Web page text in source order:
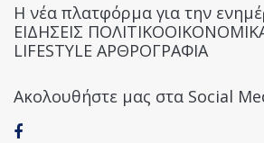
Η νέα πλατφόρμα για την
ΕΙΔΗΣΕΙΣ
LIFESTYLE ΑΡΘΡΟΓΡΑΦΙΑ
Ακολουθήστε μας στα Social